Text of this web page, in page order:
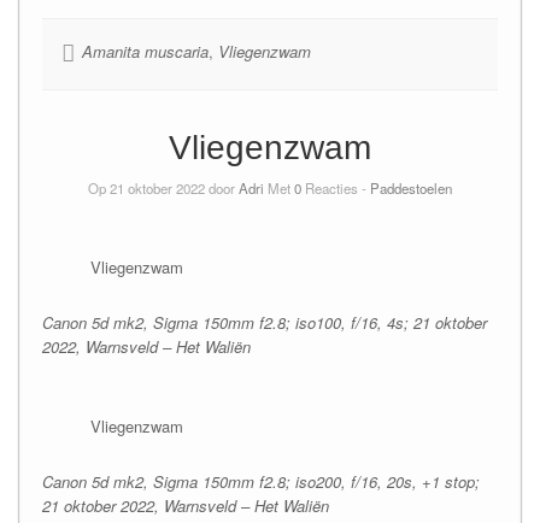
Amanita muscaria, Vliegenzwam
Vliegenzwam
Op 21 oktober 2022 doorAdri Met0 Reacties - Paddestoelen
Vliegenzwam
Canon 5d mk2, Sigma 150mm f2.8; iso100, f/16, 4s; 21 oktober
2022, Warnsveld – Het Waliën
Vliegenzwam
Canon 5d mk2, Sigma 150mm f2.8; iso200, f/16, 20s, +1 stop;
21 oktober 2022, Warnsveld – Het Waliën